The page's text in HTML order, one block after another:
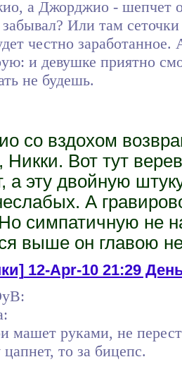
а Джорджио - шепчет
Или там
честно
и девушке приятно
не будешь.
со вздохом
Вот тут
а эту двойную
А
симпатичную не
выше он главою
12-Apr-10 21:29
машет руками, не
цапнет, то за бицепс.